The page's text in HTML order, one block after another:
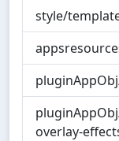
style/
overlay-